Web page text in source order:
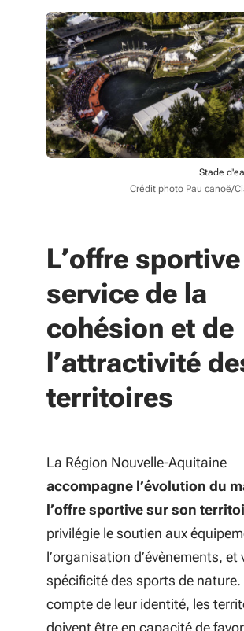
Stade
Crédit photo Pau canoë/
L’offre
service de la
cohésion et de
l’attractivité
territoires
La Région Nouvelle-Aquitaine
accompagne l’évolution du
l’offre sportive sur son
privilégie le soutien aux
l’organisation d’évènements, et
spécificité des sports de
compte de leur identité, les
doivent être en capacité de